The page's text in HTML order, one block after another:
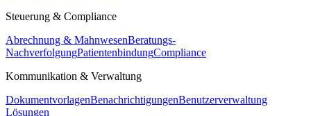
Steuerung & Compliance
Abrechnung & MahnwesenBeratungs-
NachverfolgungPatientenbindungCompliance
Kommunikation & Verwaltung
DokumentvorlagenBenachrichtigungenBenutzerverwaltung
Lösungen